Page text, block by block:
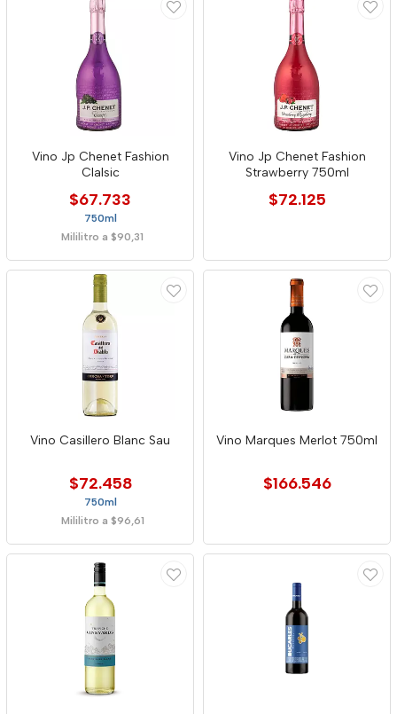
Vino Jp Chenet Fashion
Clalsic
$67.733
750ml
Mililitro a $90,31
Vino Jp Chenet Fashion
Strawberry 750ml
$72.125
Vino Casillero Blanc Sau
$72.458
750ml
Mililitro a $96,61
Vino Marques Merlot 750ml
$166.546